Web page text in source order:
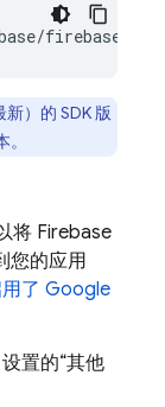
firebase-
）的 SDK 版
将 Firebase
您的应用
了 Google
置的“其他